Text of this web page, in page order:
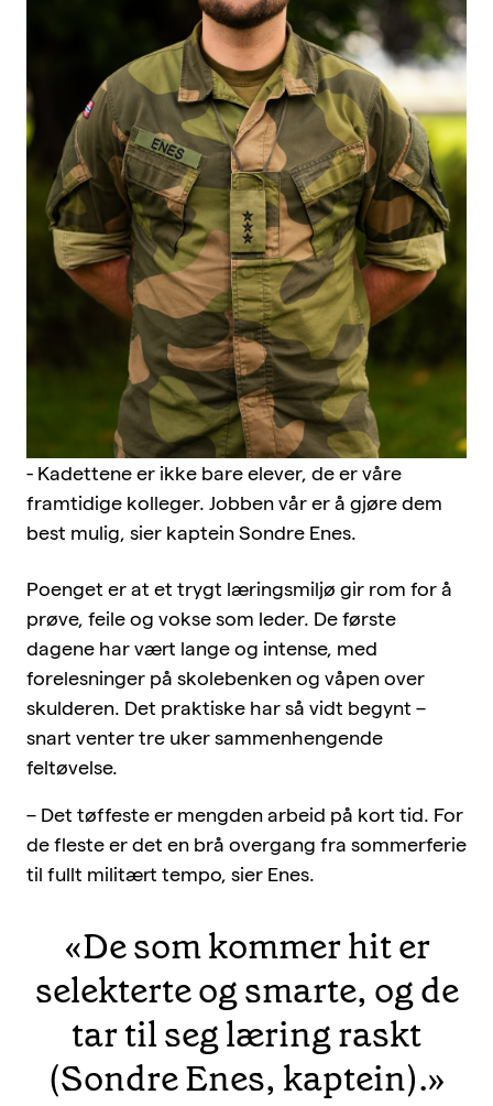
- Kadettene er ikke bare elever, de er våre
framtidige kolleger. Jobben vår er å gjøre dem
best mulig, sier kaptein Sondre Enes.
Poenget er at et trygt læringsmiljø gir rom for å
prøve, feile og vokse som leder. De første
dagene har vært lange og intense, med
forelesninger på skolebenken og våpen over
skulderen. Det praktiske har så vidt begynt –
snart venter tre uker sammenhengende
feltøvelse.
– Det tøffeste er mengden arbeid på kort tid. For
de fleste er det en brå overgang fra sommerferie
til fullt militært tempo, sier Enes.
«De som kommer hit er
selekterte og smarte, og de
tar til seg læring raskt
(Sondre Enes, kaptein).»